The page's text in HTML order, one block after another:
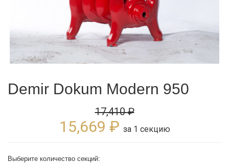
Demir Dokum Modern 950
17,410₽
15,669 ₽ за 1 секцию
Выберите количество секций: